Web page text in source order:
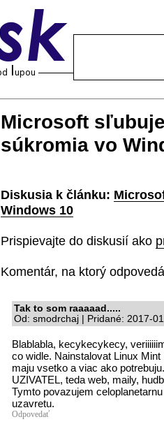
Microsoft
súkromia vo
Diskusia k článku:
Windows 10
Prispievajte do diskusií ako
Komentár, na ktorý
Tak to som raaaaad.....
Od: smodrchaj | Pridané: 2017-
Blablabla, kecykecykecy,
co widle. Nainstalovat Linux
maju vsetko a viac ako
UZIVATEL, teda web, maily,
Tymto povazujem
uzavretu.
Odpovedať